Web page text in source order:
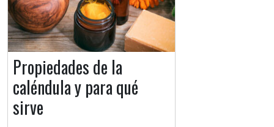
Propiedades de la
caléndula y para qué
sirve